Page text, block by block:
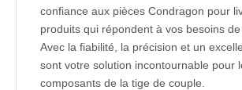
confiance aux pièces Condragon pour
produits qui répondent à vos besoins de
Avec la fiabilité, la précision et un
sont votre solution incontournable pour
composants de la tige de couple.